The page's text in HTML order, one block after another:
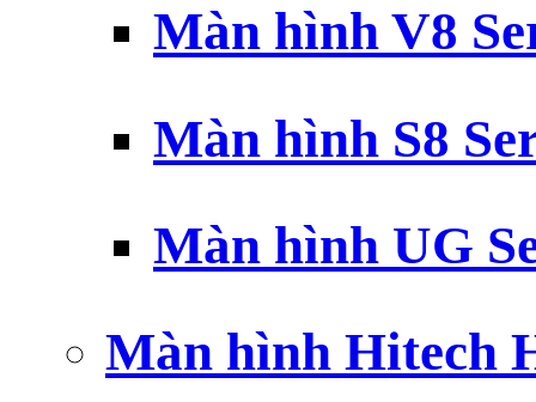
Màn hình V8
Màn hình S8
Màn hình UG
Màn hình Hitech